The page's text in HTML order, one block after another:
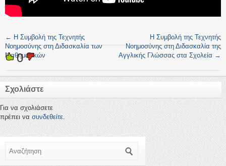
← Η Συμβολή της Τεχνητής
Νοημοσύνης στη Διδασκαλία των
Μαθηματικών
Η Συμβολή της Τεχνητής
Νοημοσύνης στη Διδασκαλία της
Αγγλικής Γλώσσας στα Σχολεία →
0
Σχολιάστε
Για να σχολιάσετε
πρέπει να συνδεθείτε.